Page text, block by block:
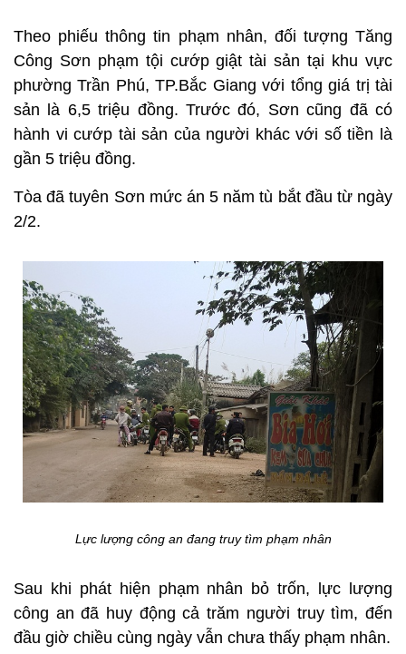
Theo phiếu thông tin phạm nhân, đối tượng Tăng
Công Sơn phạm tội cướp giật tài sản tại khu vực
phường Trần Phú, TP.Bắc Giang với tổng giá trị tài
sản là 6,5 triệu đồng. Trước đó, Sơn cũng đã có
hành vi cướp tài sản của người khác với số tiền là
gần 5 triệu đồng.
Tòa đã tuyên Sơn mức án 5 năm tù bắt đầu từ ngày
2/2.
Lực lượng công an đang truy tìm phạm nhân
Sau khi phát hiện phạm nhân bỏ trốn, lực lượng
công an đã huy động cả trăm người truy tìm, đến
đầu giờ chiều cùng ngày vẫn chưa thấy phạm nhân.